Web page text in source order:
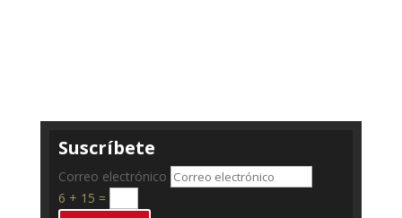
Suscríbete
Correo electrónico
6 + 15 =